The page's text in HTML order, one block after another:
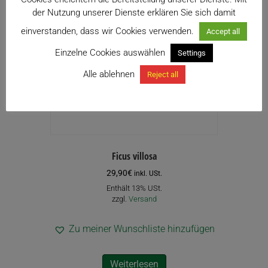
Ficus villosa
29,90€ inkl. USt.
Enthält 13% USt.
zzgl. Versand
Zu meiner Wunschliste hinzufügen
Weiterlesen
der Nutzung unserer Dienste erklären Sie sich damit
einverstanden, dass wir Cookies verwenden.
Accept all
Einzelne Cookies auswählen Settings
Alle ablehnen Reject all